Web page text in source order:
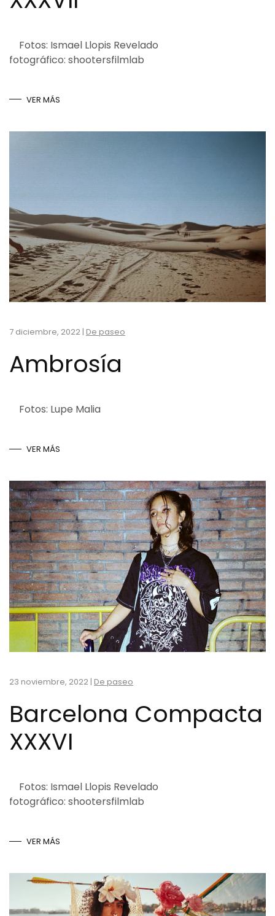
Fotos: Ismael Llopis Revelado
fotográfico: shootersfilmlab
VER MÁS
7 diciembre, 2022 | De paseo
Ambrosía
Fotos: Lupe Malia
VER MÁS
23 noviembre, 2022 | De paseo
Barcelona Compacta
XXXVI
Fotos: Ismael Llopis Revelado
fotográfico: shootersfilmlab
VER MÁS